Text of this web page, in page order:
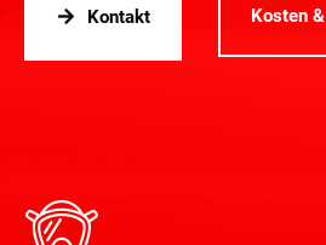
Kontakt Kosten